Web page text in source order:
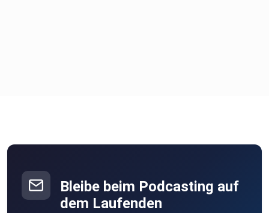
Bleibe beim Podcasting auf
dem Laufenden